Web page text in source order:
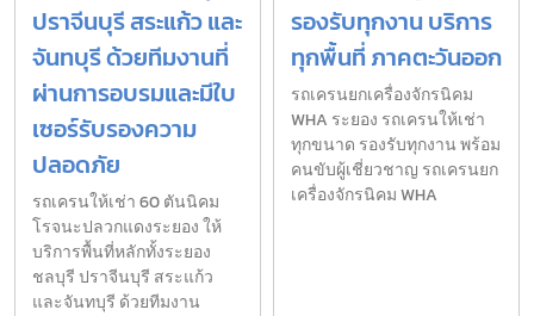
ปราจีนบุรี สระแก้ว และ
จันทบุรี ด้วยทีมงานที่
ผ่านการอบรมและมีใบ
เซอร์รับรองความ
ปลอดภัย
รถเครนให้เช่า 60 ตันนิคม
โรจนะปลวกแดงระยอง ให้
บริการพื้นที่หลักทั้งระยอง
ชลบุรี ปราจีนบุรี สระแก้ว
และจันทบุรี ด้วยทีมงาน
รองรับทุกงาน บริการ
ทุกพื้นที่ ภาคตะวันออก
รถเครนยกเครื่องจักรนิคม
WHA ระยอง รถเครนให้เช่า
ทุกขนาด รองรับทุกงาน พร้อม
คนขับผู้เชี่ยวชาญ รถเครนยก
เครื่องจักรนิคม WHA